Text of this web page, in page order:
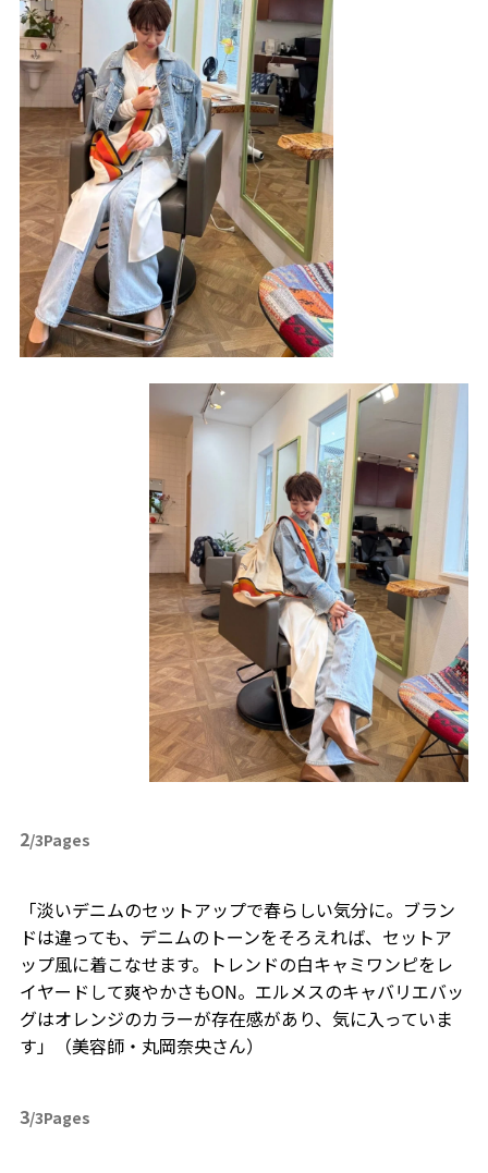
2/3Pages
「淡いデニムのセットアップで春らしい気分に。ブラン
ドは違っても、デニムのトーンをそろえれば、セットア
ップ風に着こなせます。トレンドの白キャミワンピをレ
イヤードして爽やかさもON。エルメスのキャバリエバッ
グはオレンジのカラーが存在感があり、気に入っていま
す」（美容師・丸岡奈央さん）
3/3Pages